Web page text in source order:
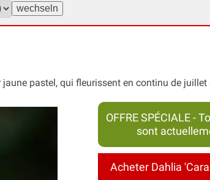
pastel, qui fleurissent en continu de juillet
OFFRE SPÉCIALE -
sont
Acheter Dahlia